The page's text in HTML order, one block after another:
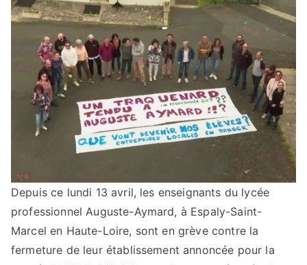
Depuis ce lundi 13 avril, les enseignants du lycée
professionnel Auguste-Aymard, à Espaly-Saint-
Marcel en Haute-Loire, sont en grève contre la
fermeture de leur établissement annoncée pour la